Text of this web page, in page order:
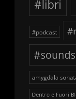
#libri
#podcast
amygdala
Dentro e Fuori